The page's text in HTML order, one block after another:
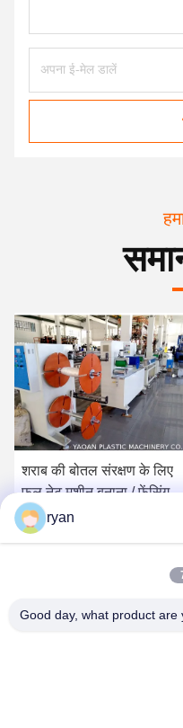
शराब की बोतल संरक्षण के लिए
फल नेट मशीन बनाना / फेंसिंग
मशीन बनाना
ryan
Good day, what product are